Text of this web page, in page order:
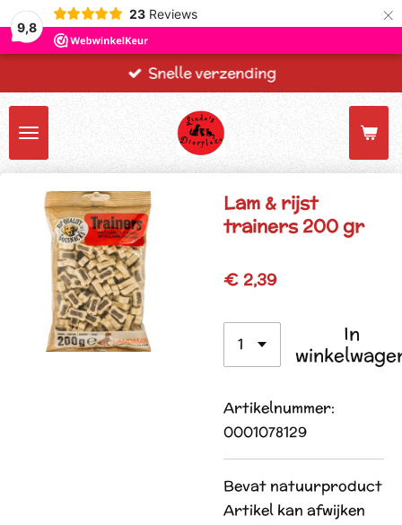
9,8
23 Reviews ×
Snelle verzending
Lam & rijst
trainers 200 gr
€ 2,39
In
Artikelnummer:
0001078129
Bevat natuurproduct
Artikel kan afwijken